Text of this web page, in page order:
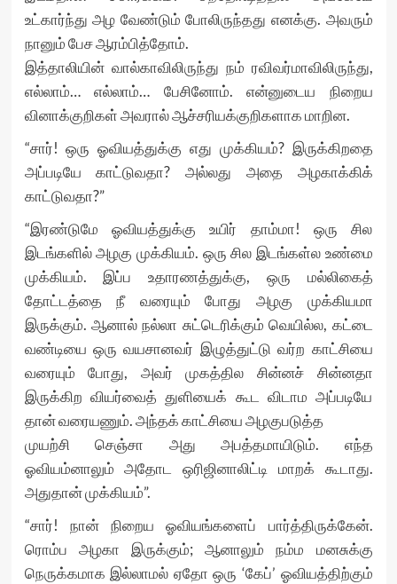
உட்கார்ந்து அழ வேண்டும் போலிருந்தது எனக்கு. அவரும்
நானும் பேச ஆரம்பித்தோம்.
இத்தாலியின் வால்காவிலிருந்து நம் ரவிவர்மாவிலிருந்து,
எல்லாம்… எல்லாம்… பேசினோம். என்னுடைய நிறைய
வினாக்குறிகள் அவரால் ஆச்சரியக்குறிகளாக மாறின.
“சார்! ஒரு ஓவியத்துக்கு எது முக்கியம்? இருக்கிறதை
அப்படியே காட்டுவதா? அல்லது அதை அழகாக்கிக்
காட்டுவதா?”
“இரண்டுமே ஓவியத்துக்கு உயிர் தாம்மா! ஒரு சில
இடங்களில் அழகு முக்கியம். ஒரு சில இடங்கள்ல உண்மை
முக்கியம். இப்ப உதாரணத்துக்கு, ஒரு மல்லிகைத்
தோட்டத்தை நீ வரையும் போது அழகு முக்கியமா
இருக்கும். ஆனால் நல்லா சுட்டெரிக்கும் வெயில்ல, கட்டை
வண்டியை ஒரு வயசானவர் இழுத்துட்டு வர்ற காட்சியை
வரையும் போது, அவர் முகத்தில சின்னச் சின்னதா
இருக்கிற வியர்வைத் துளியைக் கூட விடாம அப்படியே
தான் வரையணும். அந்தக் காட்சியை அழகுபடுத்த
முயற்சி செஞ்சா அது அபத்தமாயிடும். எந்த
ஓவியம்னாலும் அதோட ஒரிஜினாலிட்டி மாறக் கூடாது.
அதுதான் முக்கியம்”.
“சார்! நான் நிறைய ஓவியங்களைப் பார்த்திருக்கேன்.
ரொம்ப அழகா இருக்கும்; ஆனாலும் நம்ம மனசுக்கு
நெருக்கமாக இல்லாமல் ஏதோ ஒரு ‘கேப்’ ஓவியத்திற்கும்